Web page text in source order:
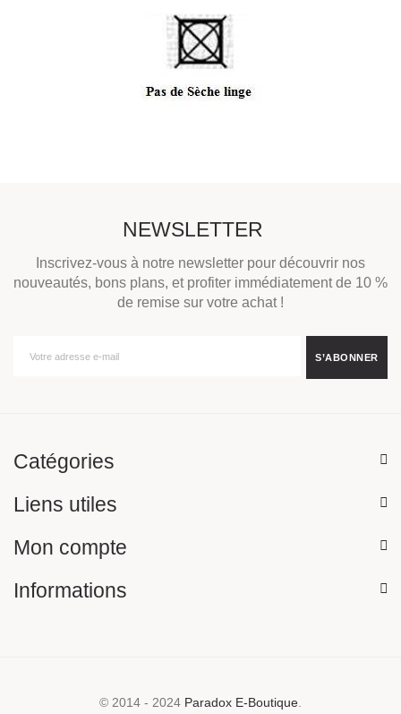
NEWSLETTER
Inscrivez-vous à notre newsletter pour découvrir nos
nouveautés, bons plans, et profiter immédiatement de 10 %
de remise sur votre achat !
Catégories
Liens utiles
Mon compte
Informations
© 2014 - 2024 Paradox E-Boutique